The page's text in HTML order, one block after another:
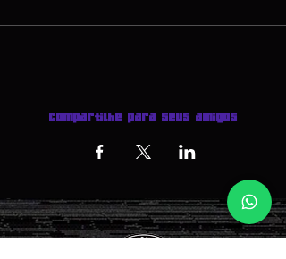
Compartilhe para seus amigos